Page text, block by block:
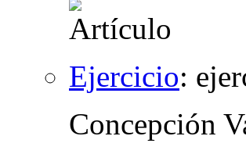
Ejercicio:
Concepción